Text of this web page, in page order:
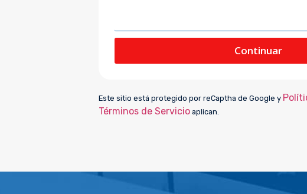
Continuar
Este sitio está protegido por reCaptha de Google y
Términos de Servicio aplican.